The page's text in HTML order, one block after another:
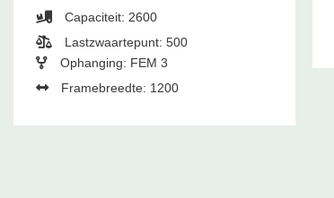
Capaciteit: 2600
Lastzwaartepunt: 500
Ophanging: FEM 3
Framebreedte: 1200